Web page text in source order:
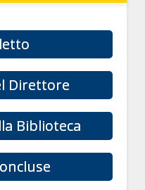
Direttore
Biblioteca